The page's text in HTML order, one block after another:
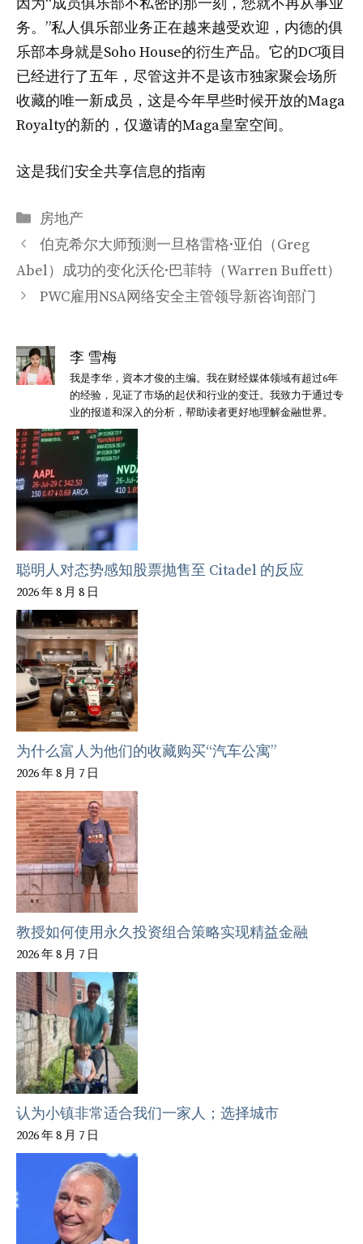
务。”私人俱乐部业务正在越来越受欢迎，内德的俱
乐部本身就是Soho House的衍生产品。它的DC项目
已经进行了五年，尽管这并不是该市独家聚会场所
收藏的唯一新成员，这是今年早些时候开放的Maga
Royalty的新的，仅邀请的Maga皇室空间。
这是我们安全共享信息的指南
分
类
房地产
伯克希尔大师预测一旦格雷格·亚伯（Greg
Abel）成功的变化沃伦·巴菲特（Warren Buffett）
PWC雇用NSA网络安全主管领导新咨询部门
李 雪梅
我是李华，資本才俊的主编。我在财经媒体领域有超过6年
的经验，见证了市场的起伏和行业的变迁。我致力于通过专
业的报道和深入的分析，帮助读者更好地理解金融世界。
聪明人对态势感知股票抛售至 Citadel 的反应
2026 年 8 月 8 日
为什么富人为他们的收藏购买“汽车公寓”
2026 年 8 月 7 日
教授如何使用永久投资组合策略实现精益金融
2026 年 8 月 7 日
认为小镇非常适合我们一家人；选择城市
2026 年 8 月 7 日